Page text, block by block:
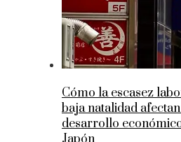
Cómo la escasez
baja natalidad
desarrollo